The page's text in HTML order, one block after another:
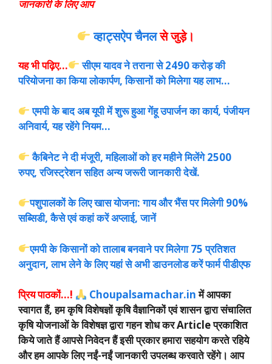
जानकारी के लिए आप
व्हाट्सऐप चैनलसे जुड़े।
यह भी पढ़िए…
सीएम यादव ने तराना से 2490 करोड़ की
परियोजना का किया लोकार्पण, किसानों को मिलेगा यह लाभ…
एमपी के बाद अब यूपी में शुरू हुआ गेंहू उपार्जन का कार्य, पंजीयन
अनिवार्य, यह रहेंगे नियम…
कैबिनेट ने दी मंजूरी, महिलाओं को हर महीने मिलेंगे 2500
रुपए, रजिस्ट्रेशन सहित अन्य जरूरी जानकारी देखें.
पशुपालकों के लिए खास योजना: गाय और भैंस पर मिलेगी 90%
सब्सिडी, कैसे एवं कहां करें अप्लाई, जानें
एमपी के किसानों को तालाब बनवाने पर मिलेगा 75 प्रतिशत
अनुदान, लाभ लेने के लिए यहां से अभी डाउनलोड करें फार्म पीडीएफ
प्रिय पाठकों…! Choupalsamachar.inमें आपका
स्वागत हैं, हम कृषि विशेषज्ञों कृषि वैज्ञानिकों एवं शासन द्वारा संचालित
कृषि योजनाओं के विशेषज्ञ द्वारा गहन शोध कर Article प्रकाशित
किये जाते हैं आपसे निवेदन हैं इसी प्रकार हमारा सहयोग करते रहिये
और हम आपके लिए नईं-नईं जानकारी उपलब्ध करवाते रहेंगे। आप